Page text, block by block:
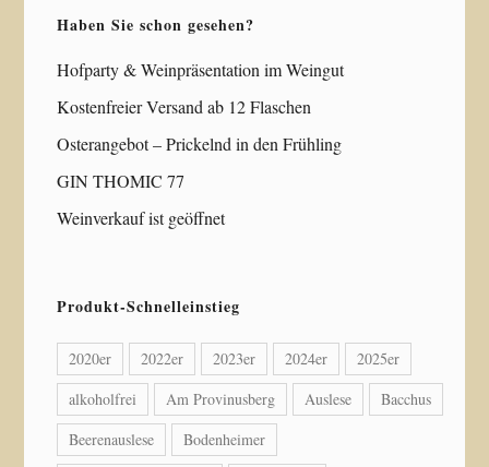
Haben Sie schon gesehen?
Hofparty & Weinpräsentation im Weingut
Kostenfreier Versand ab 12 Flaschen
Osterangebot – Prickelnd in den Frühling
GIN THOMIC 77
Weinverkauf ist geöffnet
Produkt-Schnelleinstieg
2020er 2022er 2023er 2024er
2025er
alkoholfrei
Am Provinusberg Auslese
Bacchus
Beerenauslese
Bodenheimer